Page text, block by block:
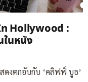
Hollywood :
ในหนัง
ดงตกอับกับ ‘คลิฟฟ์ บูธ’